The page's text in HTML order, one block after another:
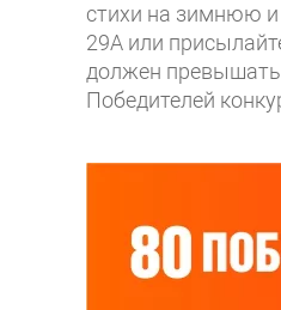
стихи на зимнюю
29А или
должен превышать
Победителей